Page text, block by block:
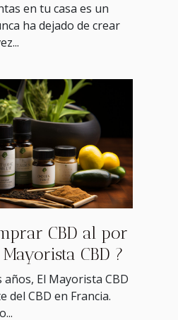
en tu casa es un
ha dejado de crear
CBD al por
CBD ?
El Mayorista CBD
del CBD en Francia.